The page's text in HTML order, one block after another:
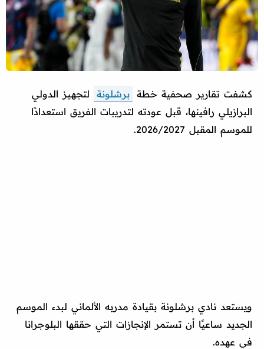
كشفت تقارير صحفية خطة برشلونة
لتجهيز الدولي
البرازيلي رافينها، قبل عودته لتدريبات الفريق استعدادًا
للموسم المقبل 2026/2027.
ويستعد نادي برشلونة بقيادة مدربه الألماني لبدء الموسم
الجديد ساعيًا أن تستمر الإنجازات التي حققها البلوجرانا
في عهده.